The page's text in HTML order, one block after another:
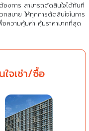
งการ สามารถตัดสินใจได้ทันที
กสบาย ให้ทุกการตัดสินใจในการ
ความคุ้มค่า คุ้มราคามากที่สุด
จเช่า/ซื้อ